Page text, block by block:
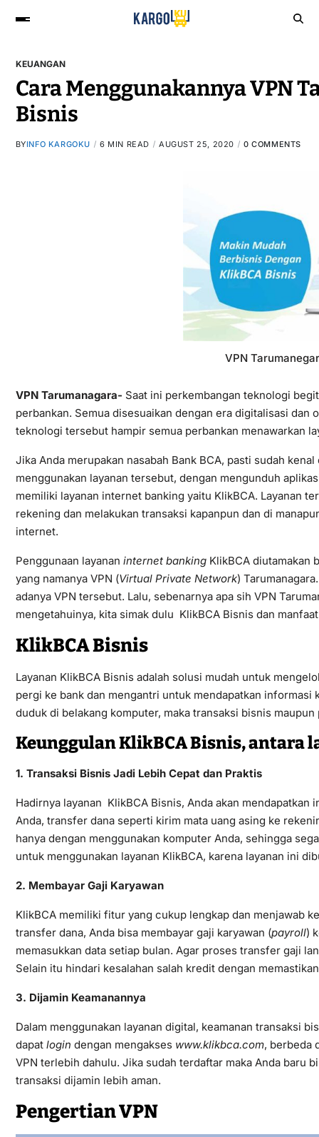
KEUANGAN
Cara Menggunakannya VPN
Bisnis
BYINFO KARGOKU 6 MIN READ AUGUST 25, 2020 0 COMMENTS
VPN
VPN Tarumanagara- Saat ini perkembangan teknologi
perbankan. Semua disesuaikan dengan era digitalisasi
teknologi tersebut hampir semua perbankan menawarkan
Jika Anda merupakan nasabah Bank BCA, pasti sudah
menggunakan layanan tersebut, dengan mengunduh
memiliki layanan internet banking yaitu KlikBCA. Layanan
rekening dan melakukan transaksi kapanpun dan di
internet.
Penggunaan layanan internet bankingKlikBCA diutamakan
yang namanya VPN (Virtual Private Network)
adanya VPN tersebut. Lalu, sebenarnya apa sih VPN
mengetahuinya, kita simak dulu KlikBCA Bisnis dan
KlikBCA Bisnis
Layanan KlikBCA Bisnis adalah solusi mudah untuk
pergi ke bank dan mengantri untuk mendapatkan informasi
duduk di belakang komputer, maka transaksi bisnis
Keunggulan KlikBCA Bisnis, antara
1. Transaksi Bisnis Jadi Lebih Cepat dan Praktis
Hadirnya layanan KlikBCA Bisnis, Anda akan
Anda, transfer dana seperti kirim mata uang asing ke
hanya dengan menggunakan komputer Anda, sehingga
untuk menggunakan layanan KlikBCA, karena layanan ini
2. Membayar Gaji Karyawan
KlikBCA memiliki fitur yang cukup lengkap dan menjawab
transfer dana, Anda bisa membayar gaji karyawan (payroll)
memasukkan data setiap bulan. Agar proses transfer gaji
Selain itu hindari kesalahan salah kredit dengan
3. Dijamin Keamanannya
Dalam menggunakan layanan digital, keamanan transaksi
dapat login dengan mengakses www.klikbca.com, berbeda
VPN terlebih dahulu. Jika sudah terdaftar maka Anda baru
transaksi dijamin lebih aman.
Pengertian VPN